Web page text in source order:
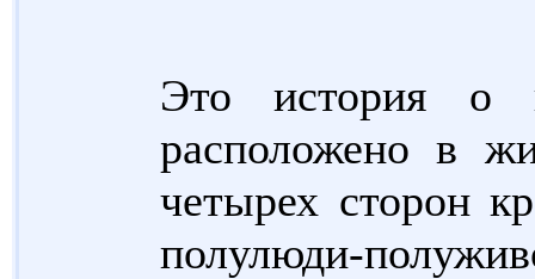
Это история о
расположено в
четырех сторон
полулюди-